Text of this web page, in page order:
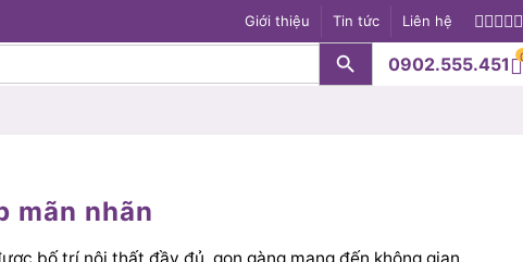
Giới thiệu Tin tức Liên hệ
Search Button
0902.555.4510
mãn nhãn